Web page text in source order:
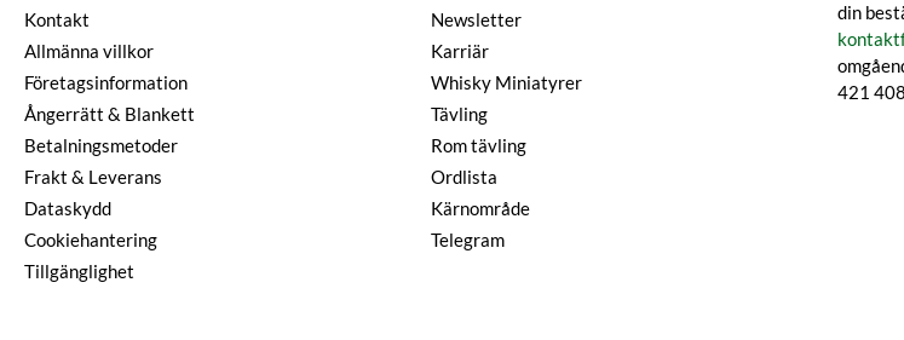
Kontakt
Allmänna villkor
Företagsinformation
Ångerrätt & Blankett
Betalningsmetoder
Frakt & Leverans
Dataskydd
Cookiehantering
Tillgänglighet
Newsletter
Karriär
Whisky Miniatyrer
Tävling
Rom tävling
Ordlista
Kärnområde
Telegram
din
421